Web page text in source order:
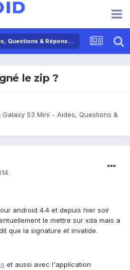
Samsung Galaxy S3 Mini - Aides, Questions & Réponses
le zip ?
Galaxy S3 Mini - Aides, Questions &
android 4.4 et depuis hier soir
le mettre sur xda mais a
que la signature et invalide.
et aussi avec l'application